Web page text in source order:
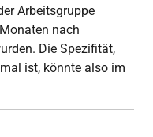
Arbeitsgruppe
nach
Die Spezifität,
ist, könnte also im